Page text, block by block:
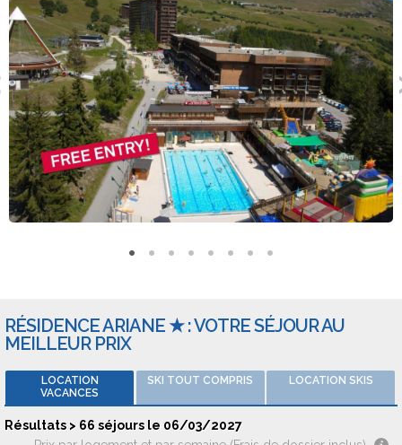
les bars qui se situent dans les environs de la Résidence
Ariane. Pour les amateurs d'activités physiques, la résidence
comporte des pistes de ski. Et l'équitation n'attend que vous
pour les vacances. Pour siroter un apéritif entre amis ou en
famille, le bar est l'endroit idéal.
Types de logements
La Résidence Ariane propose, entre autres, les types de
logement suivants : appartement, 2 pièces et studio. La
capacité des logements est de 3 à 6 personnes.
RÉSIDENCE ARIANE ★ : VOTRE SÉJOUR AU
MEILLEUR PRIX
LOCATION
VACANCES
SKI TOUT COMPRIS LOCATION SKIS
Résultats > 66 séjours le 06/03/2027